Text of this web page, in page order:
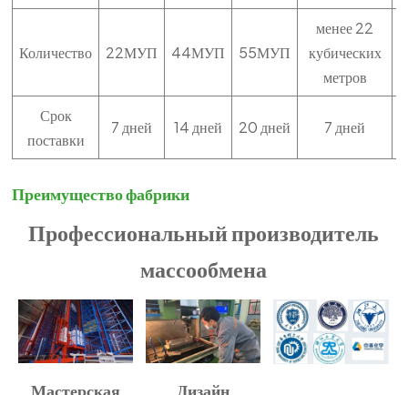
Количество 22МУП 44МУП 55МУП
менее 22
кубических
метров
Срок
поставки
7 дней 14 дней 20 дней 7 дней
Преимущество фабрики
Профессиональный производитель
массообмена
Мастерская
Дизайн